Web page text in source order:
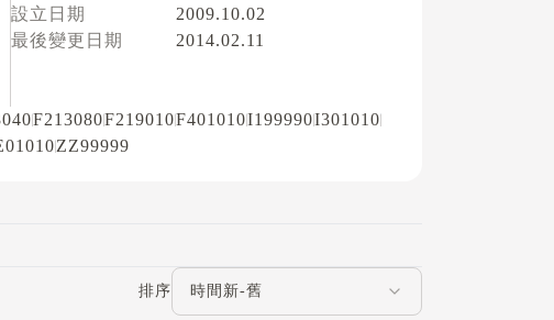
設立日期
2009.10.02
最後變更日期
2014.02.11
F213080F219010F401010I199990I301010
ZZ99999
排序
評論排序